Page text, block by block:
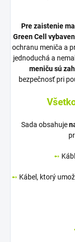
Pre zaistenie
Green Cell
ochranu meniča a
jednoduchá a
meniču sú
bezpečnosť pri
Sada obsahuje
➻
➻ Kábel, ktorý